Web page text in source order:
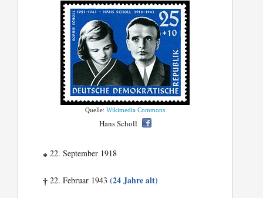
Quelle:Wikimedia Commons
Hans Scholl
* 22. September 1918
† 22. Februar 1943(24 Jahre alt)